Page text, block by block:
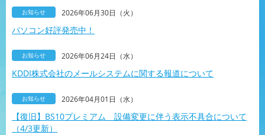
お知らせ 2026年06月30日（火）
パソコン好評発売中！
お知らせ 2026年06月24日（水）
KDDI株式会社のメールシステムに関する報道について
お知らせ 2026年04月01日（水）
【復旧】BS10プレミアム 設備変更に伴う表示不具合について
（4/3更新）